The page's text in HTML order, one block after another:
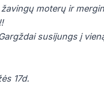
moterų ir
susijungs į
17d.